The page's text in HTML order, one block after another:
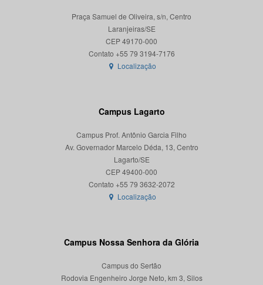
Praça Samuel de Oliveira, s/n, Centro
Laranjeiras/SE
CEP 49170-000
Localização
Campus Lagarto
Campus Prof. Antônio Garcia Filho
Av. Governador Marcelo Déda, 13, Centro
Lagarto/SE
CEP 49400-000
Localização
Campus Nossa Senhora da Glória
Campus do Sertão
Rodovia Engenheiro Jorge Neto, km 3, Silos